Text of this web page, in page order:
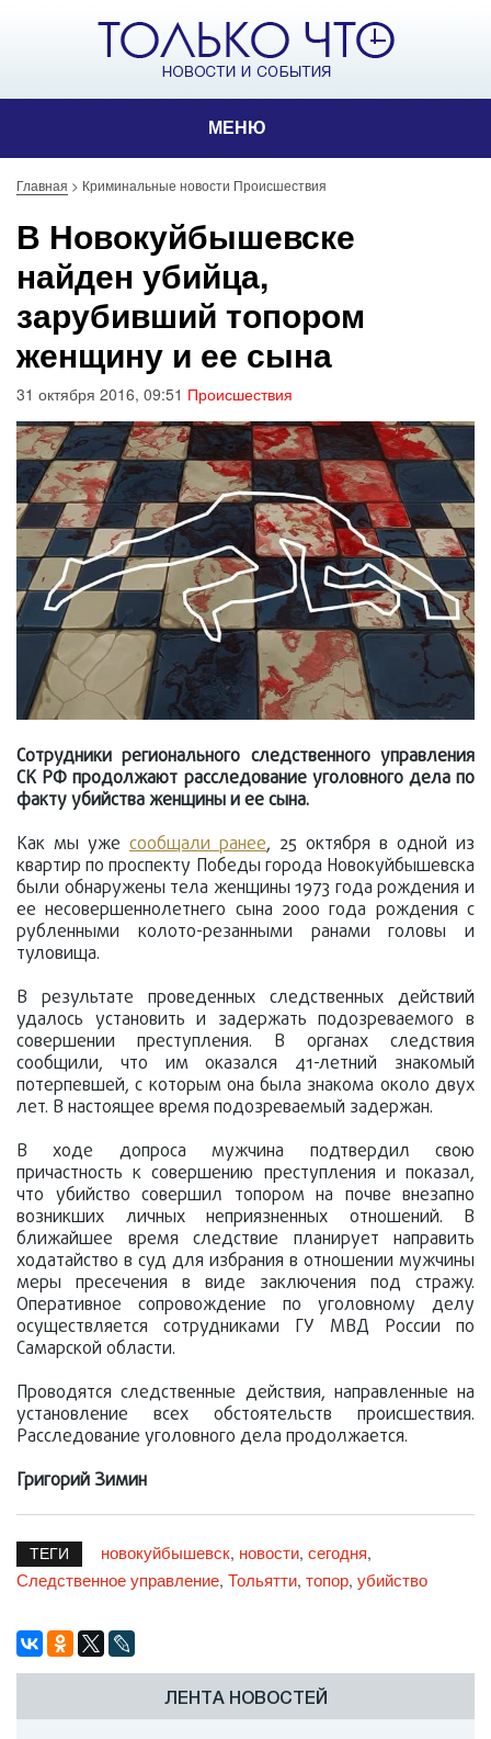
МЕНЮ
Главная > Криминальные новости Происшествия
В Новокуйбышевске
найден убийца,
зарубивший топором
женщину и ее сына
31 октября 2016, 09:51 Происшествия
Сотрудники регионального следственного управления
СК РФ продолжают расследование уголовного дела по
факту убийства женщины и ее сына.
Как мы уже сообщали ранее, 25 октября в одной из
квартир по проспекту Победы города Новокуйбышевска
были обнаружены тела женщины 1973 года рождения и
ее несовершеннолетнего сына 2000 года рождения с
рубленными колото-резанными ранами головы и
туловища.
В результате проведенных следственных действий
удалось установить и задержать подозреваемого в
совершении преступления. В органах следствия
сообщили, что им оказался 41-летний знакомый
потерпевшей, с которым она была знакома около двух
лет. В настоящее время подозреваемый задержан.
В ходе допроса мужчина подтвердил свою
причастность к совершению преступления и показал,
что убийство совершил топором на почве внезапно
возникших личных неприязненных отношений. В
ближайшее время следствие планирует направить
ходатайство в суд для избрания в отношении мужчины
меры пресечения в виде заключения под стражу.
Оперативное сопровождение по уголовному делу
осуществляется сотрудниками ГУ МВД России по
Самарской области.
Проводятся следственные действия, направленные на
установление всех обстоятельств происшествия.
Расследование уголовного дела продолжается.
Григорий Зимин
ТЕГИ новокуйбышевск, новости, сегодня,
Следственное управление, Тольятти, топор, убийство
ЛЕНТА НОВОСТЕЙ